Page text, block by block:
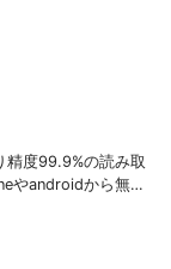
度99.9%の読み取
やandroidから無…